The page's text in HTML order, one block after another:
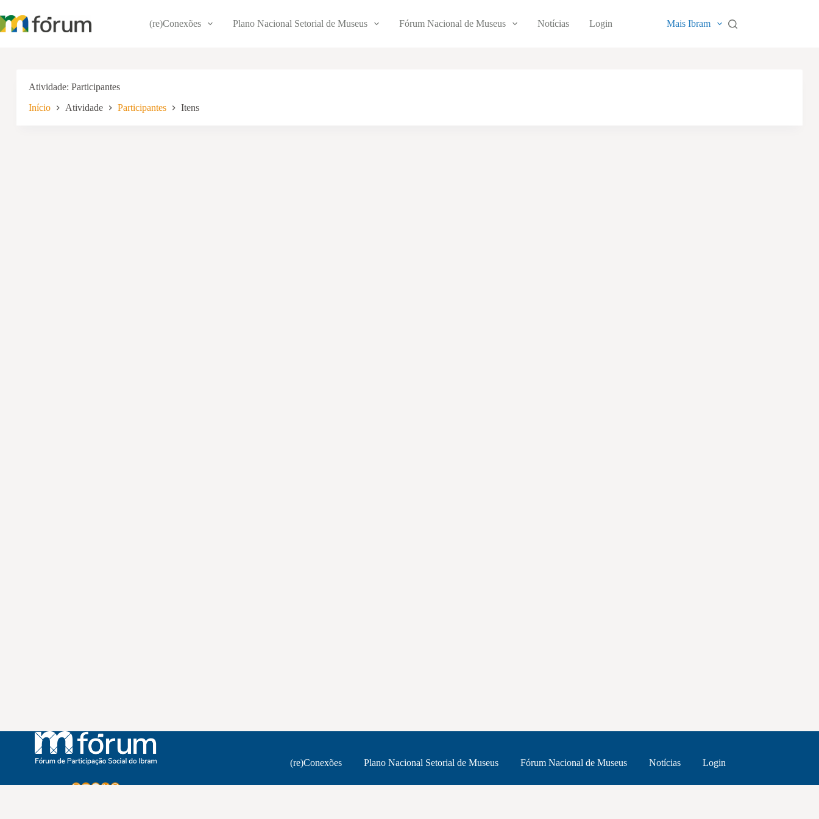
para
o
(re)Conexões Plano Nacional Setorial de Museus Fórum Nacional de Museus Notícias Login Mais Ibram
Atividade Participantes
Início Atividade Participantes Itens
Instagram
Youtube
Facebook
X WhatsApp
(re)Conexões Plano Nacional Setorial de Museus Fórum Nacional de Museus Notícias Login